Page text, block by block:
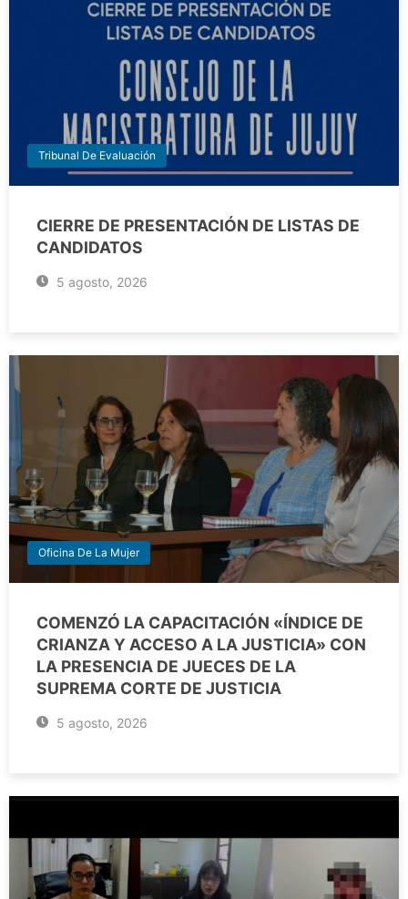
Tribunal De Evaluación
CIERRE DE PRESENTACIÓN DE LISTAS DE
CANDIDATOS
5 agosto, 2026
Oficina De La Mujer
COMENZÓ LA CAPACITACIÓN «ÍNDICE DE
CRIANZA Y ACCESO A LA JUSTICIA» CON
LA PRESENCIA DE JUECES DE LA
SUPREMA CORTE DE JUSTICIA
5 agosto, 2026